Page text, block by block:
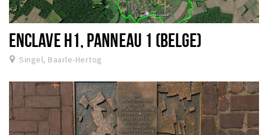
ENCLAVE H1, PANNEAU 1 (BELGE)
Singel, Baarle-Hertog